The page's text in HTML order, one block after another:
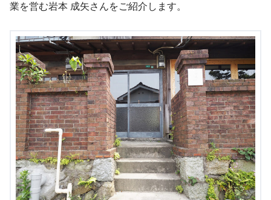
業を営む岩本 成矢さんをご紹介します。